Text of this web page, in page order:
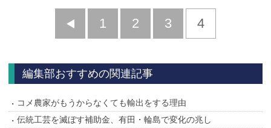
前
1 2 3 4
編集部おすすめの関連記事
コメ農家がもうからなくても輸出をする理由
伝統工芸を滅ぼす補助金、有田・輪島で変化の兆し